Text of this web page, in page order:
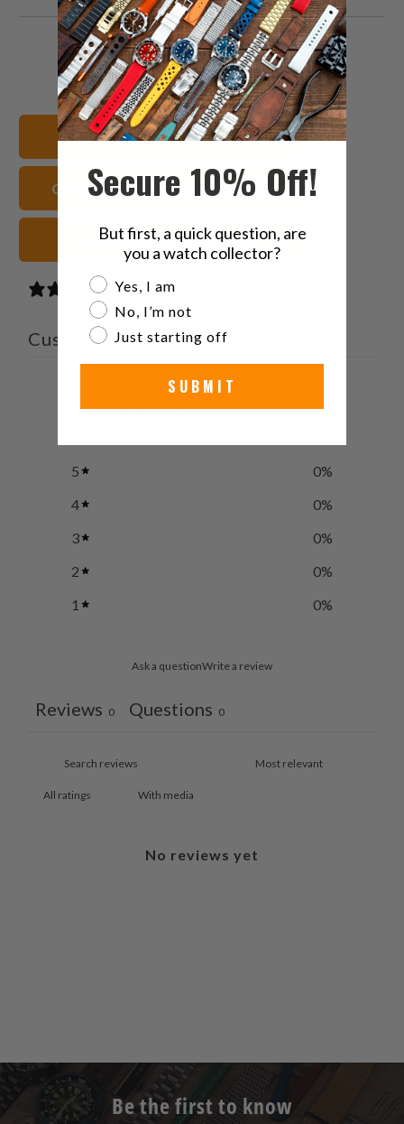
Partagez
ceci
sur
Twitter
Partager
ceci
sur
Facebook
Partagez
ceci
sur
Pinterest
Email
ceci
à
un
ami
Voir tous les bracelets
Crafter Blue Bracelets de montre
verts Sangles de montre
0 reviews
Customer reviews
0 / 5
5 0%
4
0%
3
0%
2
0%
1
0%
Ask a questionWrite a review
Reviews 0 Questions 0
With media
No reviews yet
Be the first to know
Secure 10% Off!
But first, a quick question, are
you a watch collector?
Are you a watch collector?
Yes, I am
No, I’m not
Just starting off
SUBMIT